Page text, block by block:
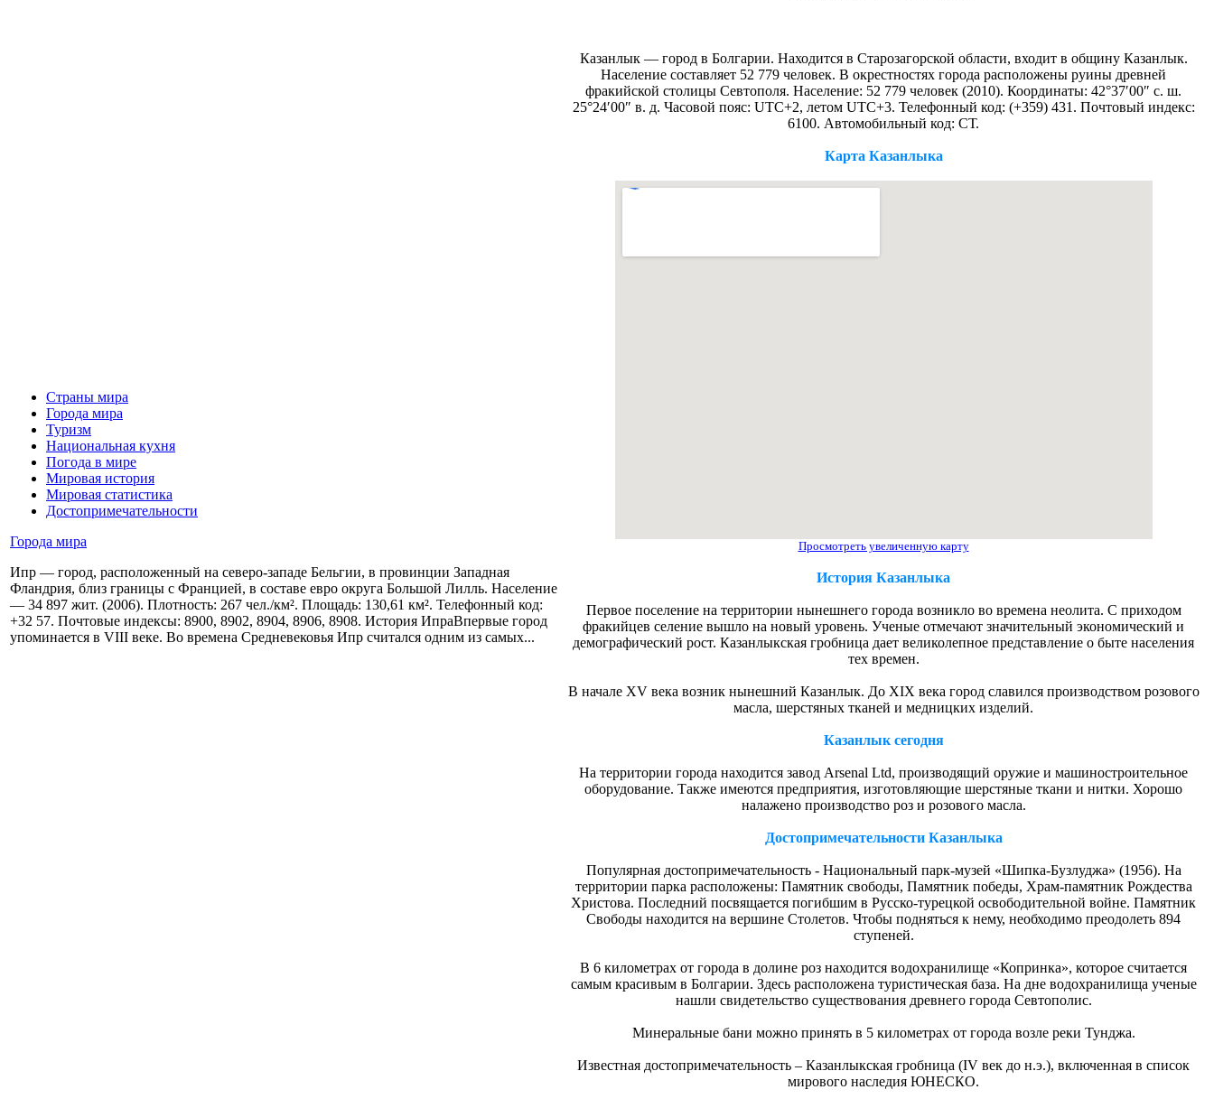
Страны мира
Города мира
Туризм
Национальная кухня
Погода в мире
Мировая история
Мировая статистика
Достопримечательности
Города мира
Ипр — город, расположенный на северо-западе Бельгии, в провинции Западная
Фландрия, близ границы с Францией, в составе евро округа Большой Лилль. Население
— 34 897 жит. (2006). Плотность: 267 чел./км². Площадь: 130,61 км². Телефонный код:
+32 57. Почтовые индексы: 8900, 8902, 8904, 8906, 8908. История ИпраВпервые город
упоминается в VIII веке. Во времена Средневековья Ипр считался одним из самых...
Казанлык — город в Болгарии. Находится в Старозагорской области, входит в общину Казанлык.
Население составляет 52 779 человек. В окрестностях города расположены руины древней
фракийской столицы Севтополя. Население: 52 779 человек (2010). Координаты: 42°37′00″ с. ш.
25°24′00″ в. д. Часовой пояс: UTC+2, летом UTC+3. Телефонный код: (+359) 431. Почтовый индекс:
6100. Автомобильный код: СТ.
Карта Казанлыка
Просмотреть увеличенную карту
История Казанлыка
Первое поселение на территории нынешнего города возникло во времена неолита. С приходом
фракийцев селение вышло на новый уровень. Ученые отмечают значительный экономический и
демографический рост. Казанлыкская гробница дает великолепное представление о быте населения
тех времен.
В начале ХV века возник нынешний Казанлык. До ХIХ века город славился производством розового
масла, шерстяных тканей и медницких изделий.
Казанлык сегодня
На территории города находится завод Arsenal Ltd, производящий оружие и машиностроительное
оборудование. Также имеются предприятия, изготовляющие шерстяные ткани и нитки. Хорошо
налажено производство роз и розового масла.
Достопримечательности Казанлыка
Популярная достопримечательность - Национальный парк-музей «Шипка-Бузлуджа» (1956). На
территории парка расположены: Памятник свободы, Памятник победы, Храм-памятник Рождества
Христова. Последний посвящается погибшим в Русско-турецкой освободительной войне. Памятник
Свободы находится на вершине Столетов. Чтобы подняться к нему, необходимо преодолеть 894
ступеней.
В 6 километрах от города в долине роз находится водохранилище «Копринка», которое считается
самым красивым в Болгарии. Здесь расположена туристическая база. На дне водохранилища ученые
нашли свидетельство существования древнего города Севтополис.
Минеральные бани можно принять в 5 километрах от города возле реки Тунджа.
Известная достопримечательность – Казанлыкская гробница (IV век до н.э.), включенная в список
мирового наследия ЮНЕСКО.